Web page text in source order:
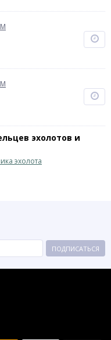
эхолотов и
эхолота
ПОДПИСАТЬСЯ